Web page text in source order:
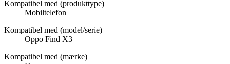
Kompatibel med (produkttype)
Mobiltelefon
Kompatibel med (model/serie)
Oppo Find X3
Kompatibel med (mærke)